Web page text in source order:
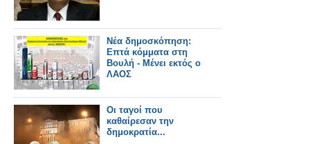
Νέα δημοσκόπηση:
Επτά κόμματα στη
Βουλή - Μένει εκτός ο
ΛΑΟΣ
Οι ταγοί που
καθαίρεσαν την
δημοκρατία...